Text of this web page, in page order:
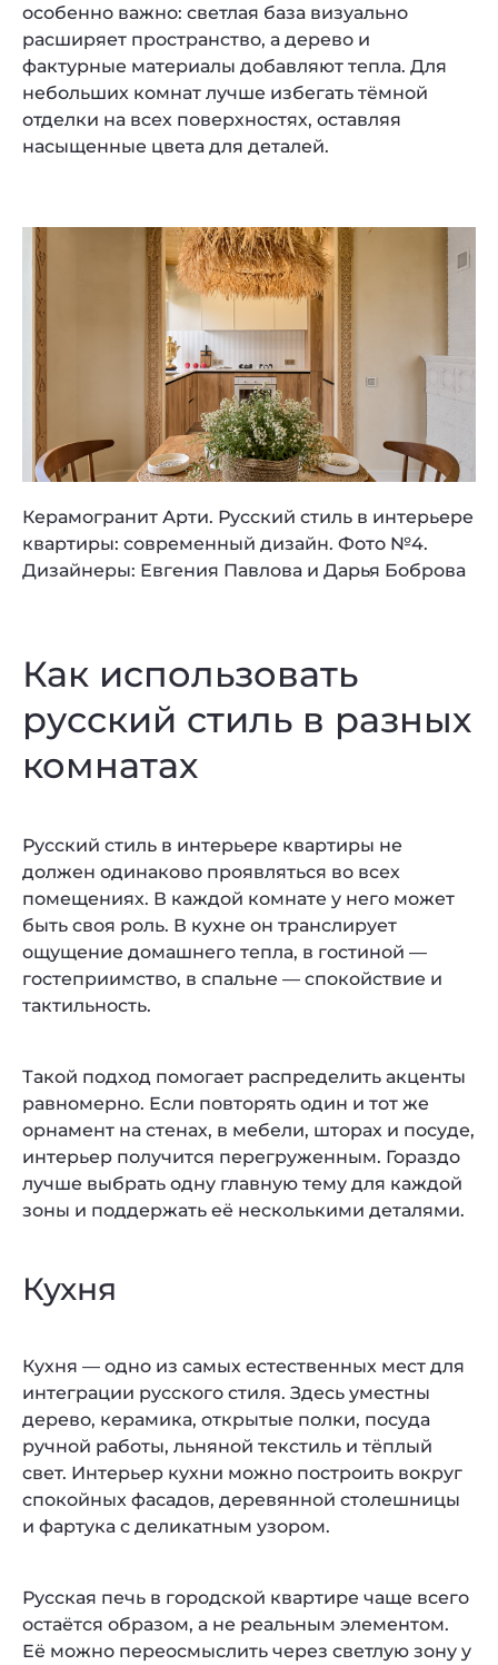
особенно важно: светлая база визуально
расширяет пространство, а дерево и
фактурные материалы добавляют тепла. Для
небольших комнат лучше избегать тёмной
отделки на всех поверхностях, оставляя
насыщенные цвета для деталей.
Керамогранит Арти. Русский стиль в интерьере
квартиры: современный дизайн. Фото №4.
Дизайнеры: Евгения Павлова и Дарья Боброва
Как использовать
русский стиль в разных
комнатах
Русский стиль в интерьере квартиры не
должен одинаково проявляться во всех
помещениях. В каждой комнате у него может
быть своя роль. В кухне он транслирует
ощущение домашнего тепла, в гостиной —
гостеприимство, в спальне — спокойствие и
тактильность.
Такой подход помогает распределить акценты
равномерно. Если повторять один и тот же
орнамент на стенах, в мебели, шторах и посуде,
интерьер получится перегруженным. Гораздо
лучше выбрать одну главную тему для каждой
зоны и поддержать её несколькими деталями.
Кухня
Кухня — одно из самых естественных мест для
интеграции русского стиля. Здесь уместны
дерево, керамика, открытые полки, посуда
ручной работы, льняной текстиль и тёплый
свет. Интерьер кухни можно построить вокруг
спокойных фасадов, деревянной столешницы
и фартука с деликатным узором.
Русская печь в городской квартире чаще всего
остаётся образом, а не реальным элементом.
Её можно переосмыслить через светлую зону у